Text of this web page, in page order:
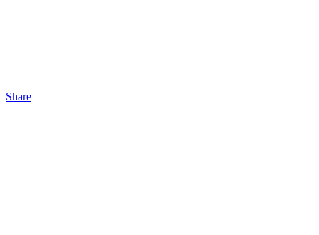
Share